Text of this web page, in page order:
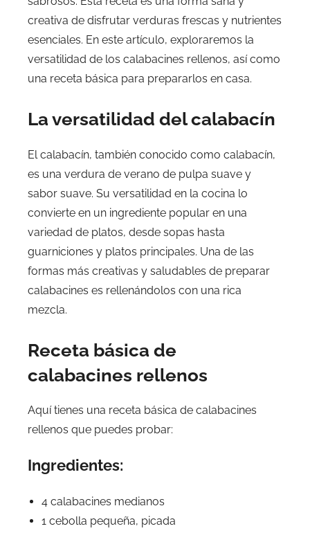
creativa de disfrutar verduras frescas y nutrientes
esenciales. En este artículo, exploraremos la
versatilidad de los calabacines rellenos, así como
una receta básica para prepararlos en casa.
La versatilidad del calabacín
El calabacín, también conocido como calabacín,
es una verdura de verano de pulpa suave y
sabor suave. Su versatilidad en la cocina lo
convierte en un ingrediente popular en una
variedad de platos, desde sopas hasta
guarniciones y platos principales. Una de las
formas más creativas y saludables de preparar
calabacines es rellenándolos con una rica
mezcla.
Receta básica de
calabacines rellenos
Aquí tienes una receta básica de calabacines
rellenos que puedes probar:
Ingredientes:
4 calabacines medianos
1 cebolla pequeña, picada